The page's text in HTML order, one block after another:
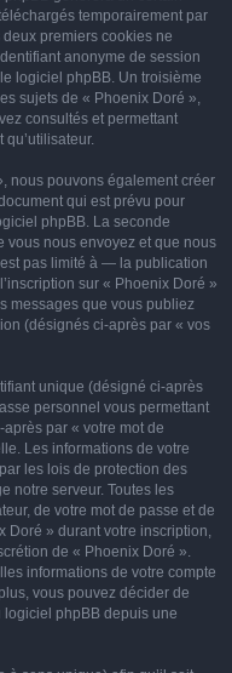
temporairement par
premiers cookies ne
anonyme de session
logiciel phpBB. Un troisième
sujets de « Phoenix Doré »,
consultés et permettant
nous pouvons également créer
qui est prévu pour
phpBB. La seconde
vous nous envoyez et que nous
pas limité à — la publication
sur « Phoenix Doré »
messages que vous publiez
(désignés ci-après par « vos
unique (désigné ci-après
personnel vous permettant
par « votre mot de
Les informations de votre
les lois de protection des
notre serveur. Toutes les
de votre mot de passe et de
Doré » durant votre inscription,
de « Phoenix Doré ».
informations de votre compte
vous pouvez décider de
phpBB depuis une